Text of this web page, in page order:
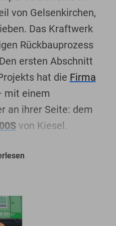
von Gelsenkirchen,
Das Kraftwerk
Rückbauprozess
ersten Abschnitt
hat die Firma
mit einem
an ihrer Seite: dem
von Kiesel.
der eine